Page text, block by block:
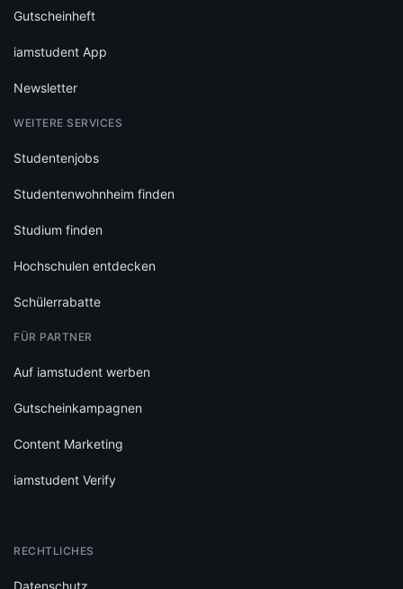
Gutscheinheft
iamstudent App
Newsletter
WEITERE SERVICES
Studentenjobs
Studentenwohnheim finden
Studium finden
Hochschulen entdecken
Schülerrabatte
FÜR PARTNER
Auf iamstudent werben
Gutscheinkampagnen
Content Marketing
iamstudent Verify
RECHTLICHES
Datenschutz